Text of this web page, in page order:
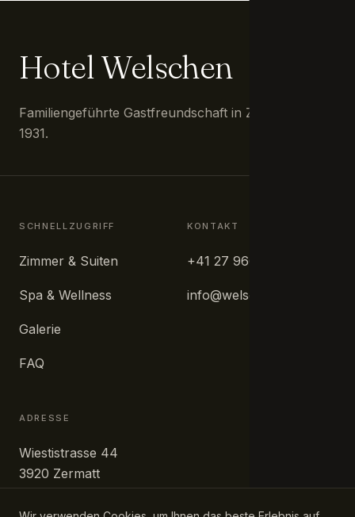
Hotel Welschen
Familiengeführte Gastfreundschaft in Zermatt seit
1931.
SCHNELLZUGRIFF
Zimmer & Suiten
Spa & Wellness
Galerie
FAQ
KONTAKT
+41 27 966 63 33
info@welschen.ch
ADRESSE
Wiestistrasse 44
3920 Zermatt
Schweiz